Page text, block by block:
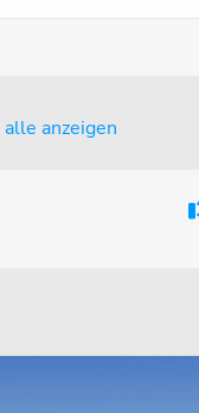
alle anzeigen